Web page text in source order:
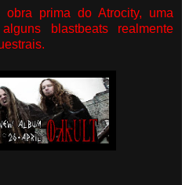
obra prima do Atrocity, uma
blastbeats realmente